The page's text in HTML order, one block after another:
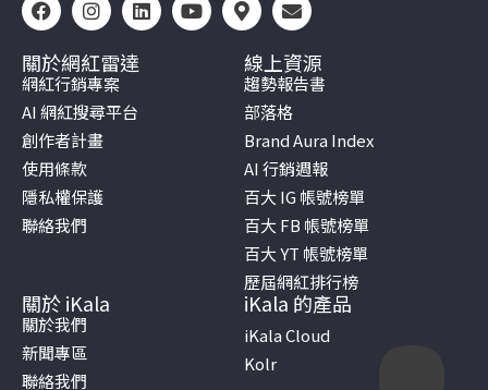
關於網紅雷達
網紅行銷專案
AI 網紅搜尋平台
創作者計畫
使用條款
隱私權保護
聯絡我們
線上資源
趨勢報告書
部落格
Brand Aura Index
AI 行銷週報
百大 IG 帳號榜單
百大 FB 帳號榜單
百大 YT 帳號榜單
歷屆網紅排行榜
關於 iKala
關於我們
新聞專區
聯絡我們
iKala 的產品
iKala Cloud
Kolr